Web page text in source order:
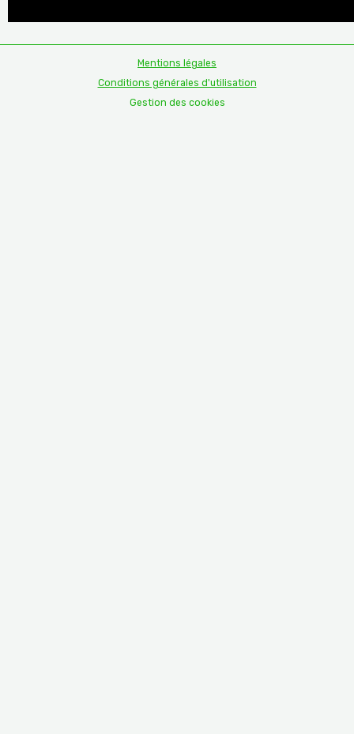
Mentions légales
Conditions générales d'utilisation
Gestion des cookies